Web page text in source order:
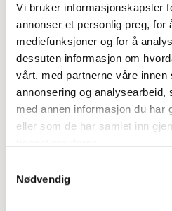
Vi bruker informasjonskapsler
annonser et personlig preg, for
mediefunksjoner og for å
dessuten informasjon om
vårt, med partnerne våre innen
annonsering og analysearbeid,
med annen informasjon du har
eller som de har samlet inn
Nødvendig